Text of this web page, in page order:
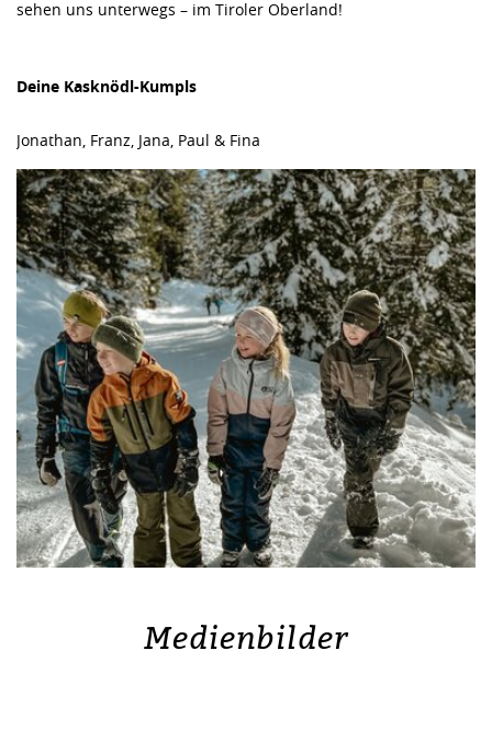
sehen uns unterwegs – im Tiroler Oberland!
Deine Kasknödl-Kumpls
Jonathan, Franz, Jana, Paul & Fina
Medienbilder